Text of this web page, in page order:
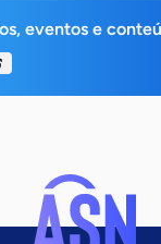
eventos e